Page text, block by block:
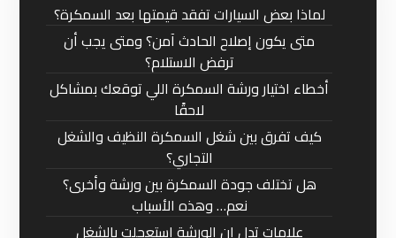
لماذا بعض السيارات تفقد قيمتها بعد السمكرة؟
متى يكون إصلاح الحادث آمن؟ ومتى يجب أن
ترفض الاستلام؟
أخطاء اختيار ورشة السمكرة اللي توقعك بمشاكل
لاحقًا
كيف تفرق بين شغل السمكرة النظيف والشغل
التجاري؟
هل تختلف جودة السمكرة بين ورشة وأخرى؟
نعم… وهذه الأسباب
علامات تدل إن الورشة استعجلت بالشغل